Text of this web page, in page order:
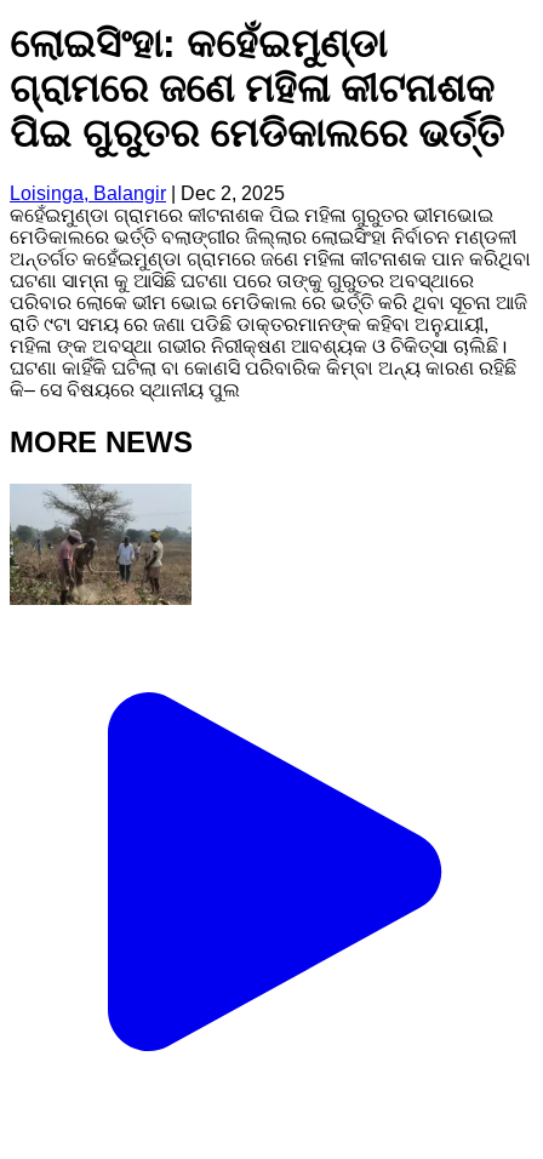
ଲୋଇସିଂହା: କହେଁଇମୁଣ୍ଡା
ଗ୍ରାମରେ ଜଣେ ମହିଳା କୀଟନାଶକ
ପିଇ ଗୁରୁତର ମେଡିକାଲରେ ଭର୍ତ୍ତି
Loisinga, Balangir
Dec 2, 2025
କହେଁଇମୁଣ୍ଡା ଗ୍ରାମରେ କୀଟନାଶକ ପିଇ ମହିଳା ଗୁରୁତର ଭୀମଭୋଇ
ମେଡିକାଲରେ ଭର୍ତ୍ତି ବଲାଙ୍ଗୀର ଜିଲ୍ଲାର ଲୋଇସିଂହା ନିର୍ବାଚନ ମଣ୍ଡଳୀ
ଅନ୍ତର୍ଗତ କହେଁଇମୁଣ୍ଡା ଗ୍ରାମରେ ଜଣେ ମହିଳା କୀଟନାଶକ ପାନ କରିଥିବା
ଘଟଣା ସାମ୍ନା କୁ ଆସିଛି ଘଟଣା ପରେ ତାଙ୍କୁ ଗୁରୁତର ଅବସ୍ଥାରେ
ପରିବାର ଲୋକେ ଭୀମ ଭୋଇ ମେଡିକାଲ ରେ ଭର୍ତ୍ତି କରି ଥିବା ସୂଚନା ଆଜି
ରାତି ୯ଟା ସମୟ ରେ ଜଣା ପଡିଛି ଡାକ୍ତରମାନଙ୍କ କହିବା ଅନୁଯାୟୀ,
ମହିଳା ଙ୍କ ଅବସ୍ଥା ଗଭୀର ନିରୀକ୍ଷଣ ଆବଶ୍ୟକ ଓ ଚିକିତ୍ସା ଚାଲିଛି।
ଘଟଣା କାହିଁକି ଘଟିଲା ବା କୋଣସି ପରିବାରିକ କିମ୍ବା ଅନ୍ୟ କାରଣ ରହିଛି
କି– ସେ ବିଷୟରେ ସ୍ଥାନୀୟ ପୁଲ
MORE NEWS